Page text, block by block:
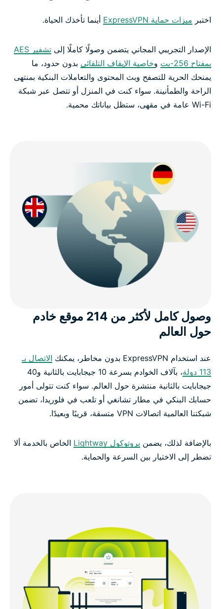
ابدأ تجربة ExpressVPN المجانية اليوم: 30 يوم، بدون
مخاطر 100%
اختبر ميزات حماية ExpressVPN أينما تأخذك الحياة.
الإصدار التجريبي المجاني يتضمن وصولًا كاملًا إلى
تشفير AES
بمفتاح 256-بت
وخاصية الإيقاف التلقائي بدون حدود، ما
يمنحك الحرية للتصفح وبث المحتوى والتعاملات البنكية بمنتهى
الراحة والطمأنينة. سواء كنت في المنزل أو تتصل عبر شبكة
Wi-Fi عامة في مقهى، ستظل بياناتك محمية.
وصول كامل لأكثر من 214 موقع خادم
حول العالم
عند استخدام ExpressVPN بدون مخاطر، يمكنك
الاتصال بـ
113 دولة
، بآلاف الخوادم بسرعة 10 جيجابايت بالثانية و40
جيجابايت بالثانية منتشرة حول العالم. سواء كنت تتولى أمور
حسابك البنكي في مطار تشانغي أو تلعب في فلوريدا، تضمن
شبكتنا العالمية اتصالات VPN متسقة، قريبًا وبعيدًا.
بالإضافة لذلك، يضمن بروتوكول Lightway
الخاص بالخدمة ألا
تضطر إلى الاختيار بين السرعة والحماية.